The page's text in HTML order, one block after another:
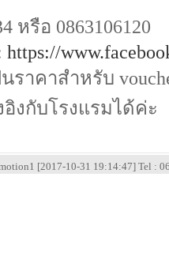
หรือ 0863106120
https://
ราคาสำหรับ
งกับโรงแรมได้ค่ะ
[2017-10-31 19:14:47] Tel :